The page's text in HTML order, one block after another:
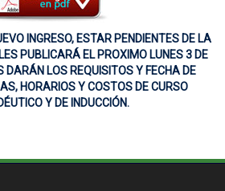
INGRESO, ESTAR PENDIENTES DE LA
PUBLICARÁ EL PROXIMO LUNES 3 DE
DARÁN LOS REQUISITOS Y FECHA DE
HORARIOS Y COSTOS DE CURSO
Y DE INDUCCIÓN.